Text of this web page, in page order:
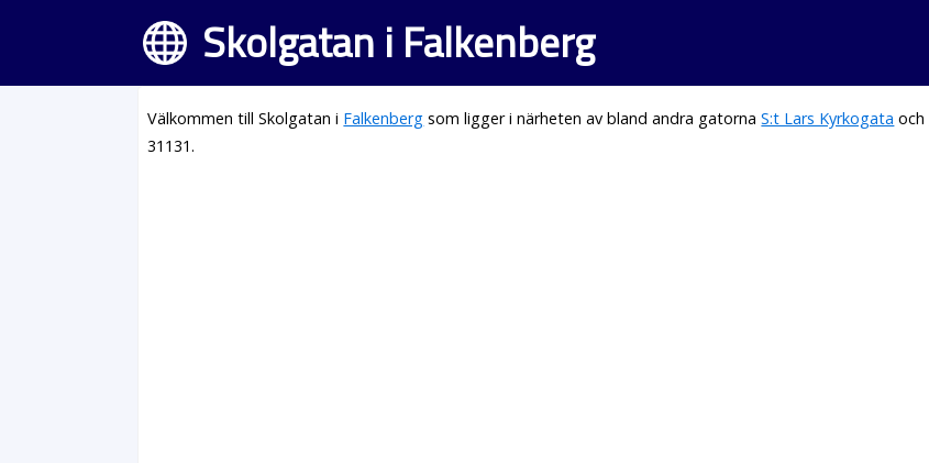
Skolgatan i Falkenberg
Välkommen till Skolgatan i Falkenberg som ligger i närheten av bland andra gatornaS:t Lars Kyrkogata och
31131.